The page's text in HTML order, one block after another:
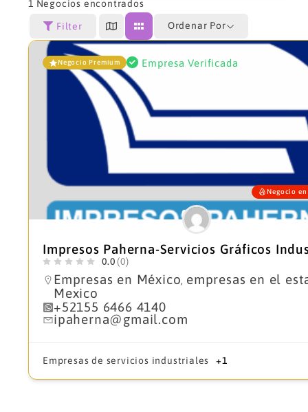
1 Negocios encontrados
Filter Ordenar Por
Negocio Premium Empresa Verificada
Negocio
Impresos Paherna-Servicios Gráficos
0.0 (0)
Empresas en México, empresas en el
Mexico
+52155 6466 4140
ipaherna@gmail.com
Empresas de servicios industriales +1